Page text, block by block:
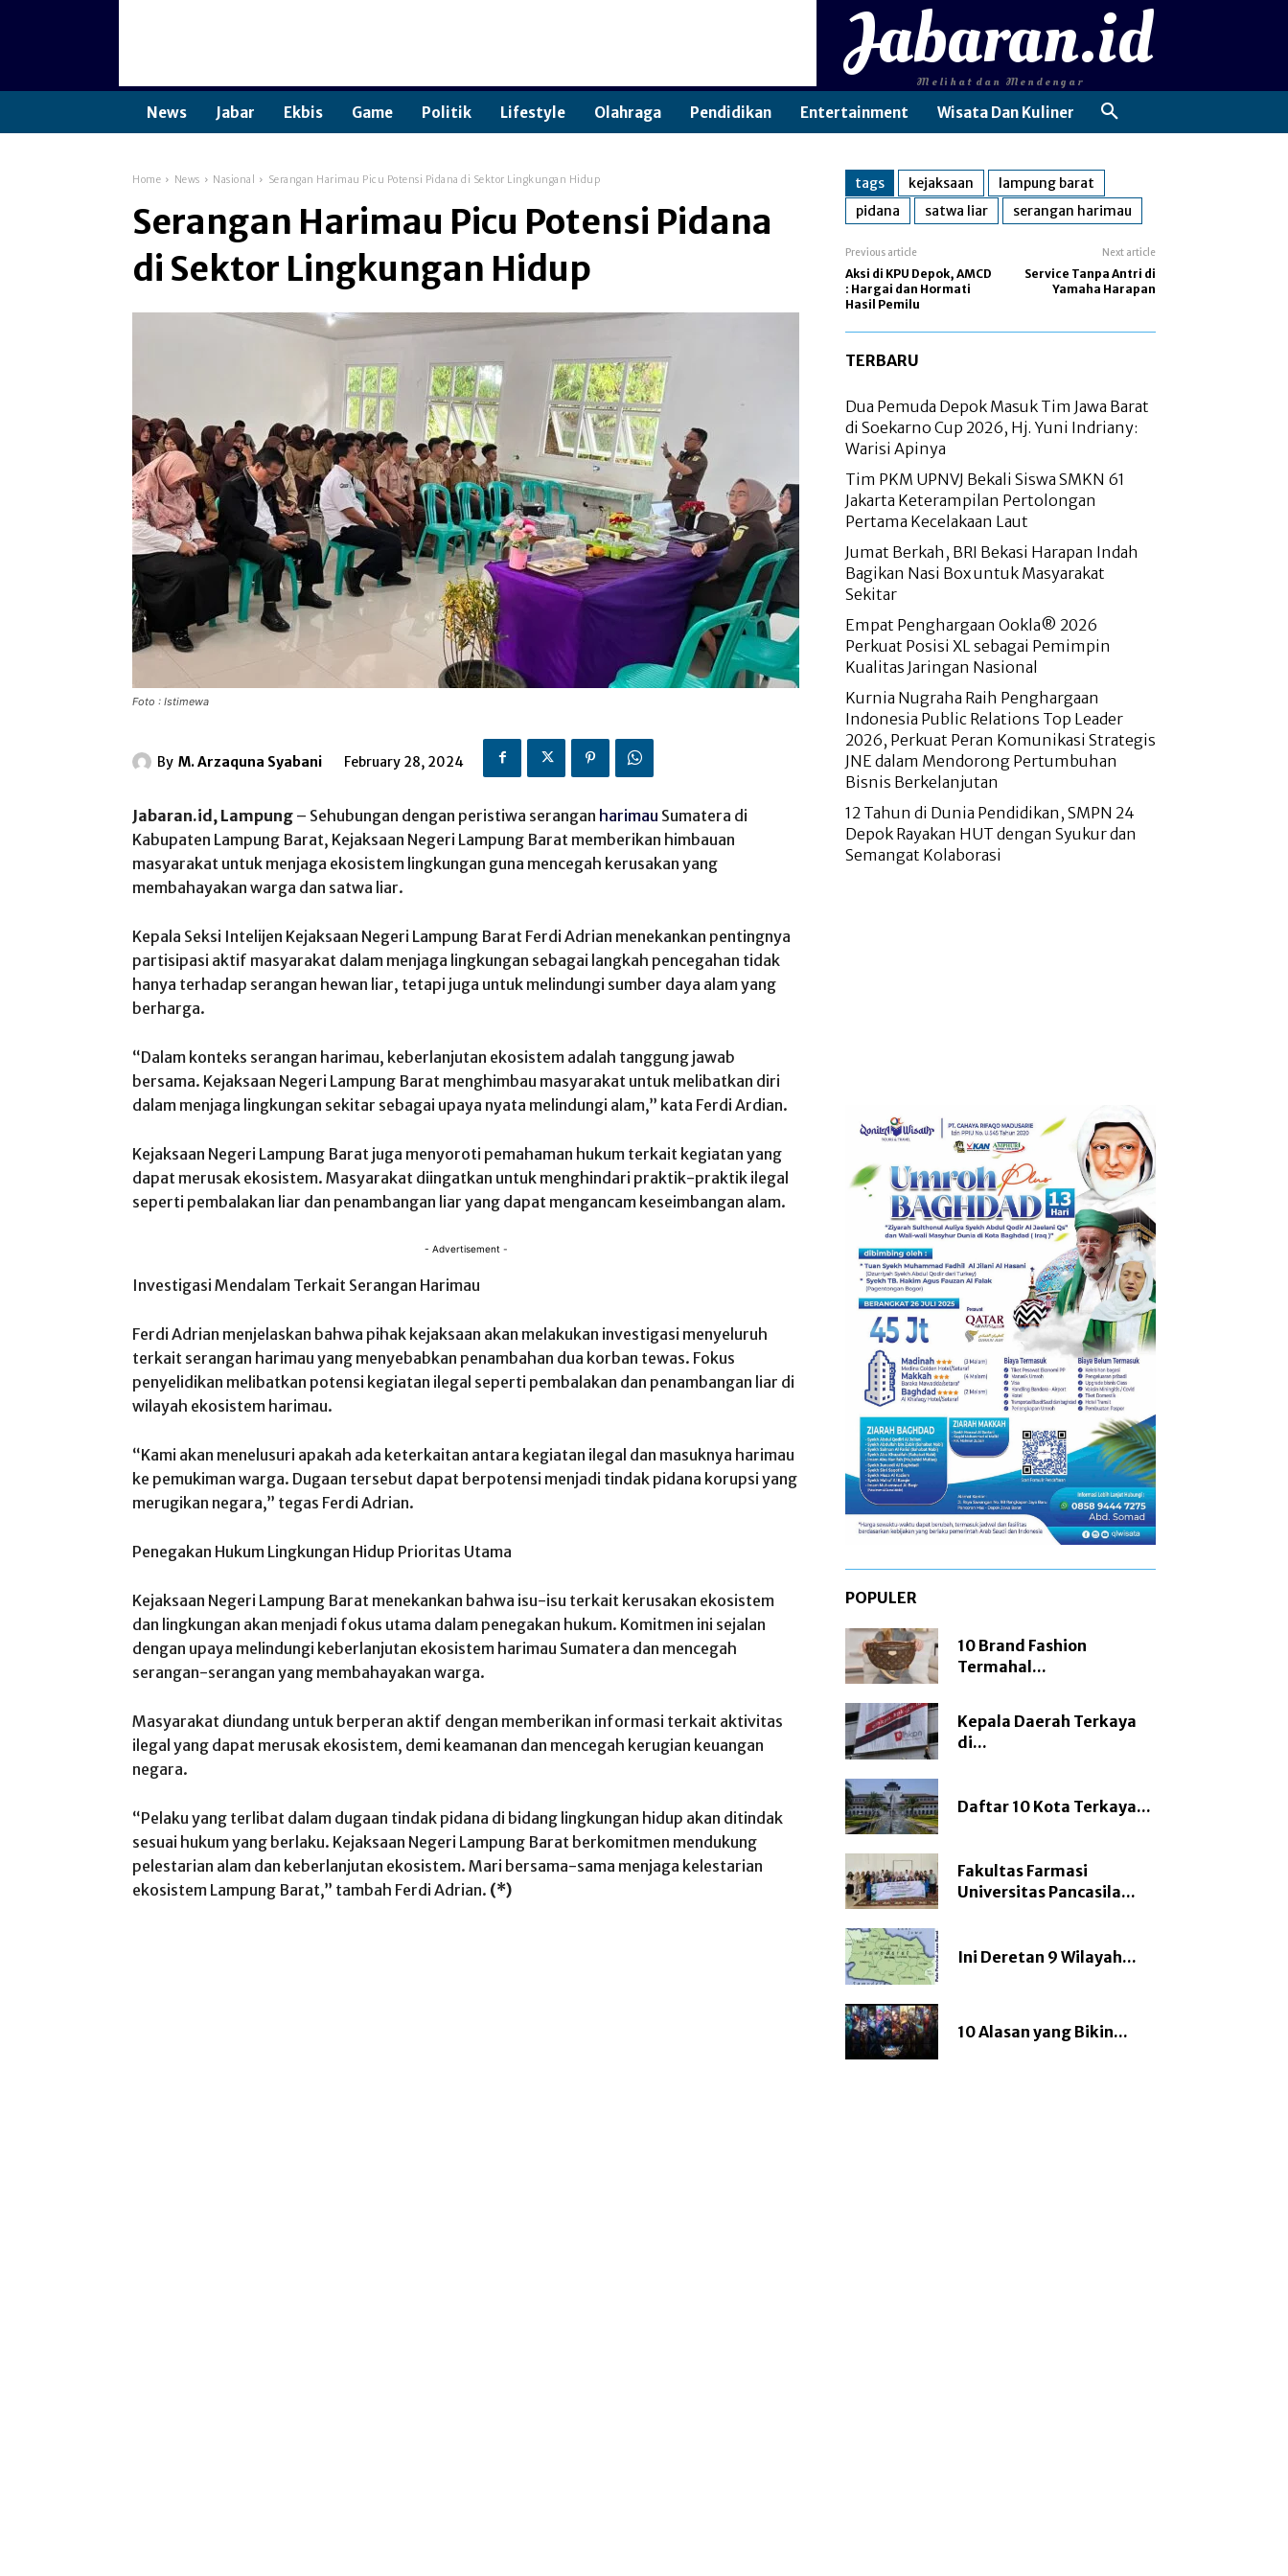
Jabaran.id
Melihat dan Mendengar
News Jabar Ekbis Game Politik Lifestyle Olahraga Pendidikan Entertainment Wisata Dan Kuliner
Home News Nasional Serangan Harimau Picu Potensi Pidana di Sektor Lingkungan Hidup
Serangan Harimau Picu Potensi Pidana
di Sektor Lingkungan Hidup
Foto : Istimewa
By M. Arzaquna Syabani February 28, 2024
Jabaran.id, Lampung – Sehubungan dengan peristiwa serangan harimau Sumatera di
Kabupaten Lampung Barat, Kejaksaan Negeri Lampung Barat memberikan himbauan
masyarakat untuk menjaga ekosistem lingkungan guna mencegah kerusakan yang
membahayakan warga dan satwa liar.
Kepala Seksi Intelijen Kejaksaan Negeri Lampung Barat Ferdi Adrian menekankan pentingnya
partisipasi aktif masyarakat dalam menjaga lingkungan sebagai langkah pencegahan tidak
hanya terhadap serangan hewan liar, tetapi juga untuk melindungi sumber daya alam yang
berharga.
“Dalam konteks serangan harimau, keberlanjutan ekosistem adalah tanggung jawab
bersama. Kejaksaan Negeri Lampung Barat menghimbau masyarakat untuk melibatkan diri
dalam menjaga lingkungan sekitar sebagai upaya nyata melindungi alam,” kata Ferdi Ardian.
Kejaksaan Negeri Lampung Barat juga menyoroti pemahaman hukum terkait kegiatan yang
dapat merusak ekosistem. Masyarakat diingatkan untuk menghindari praktik-praktik ilegal
seperti pembalakan liar dan penambangan liar yang dapat mengancam keseimbangan alam.
- Advertisement -
Investigasi Mendalam Terkait Serangan Harimau
Ferdi Adrian menjelaskan bahwa pihak kejaksaan akan melakukan investigasi menyeluruh
terkait serangan harimau yang menyebabkan penambahan dua korban tewas. Fokus
penyelidikan melibatkan potensi kegiatan ilegal seperti pembalakan dan penambangan liar di
wilayah ekosistem harimau.
“Kami akan menelusuri apakah ada keterkaitan antara kegiatan ilegal dan masuknya harimau
ke pemukiman warga. Dugaan tersebut dapat berpotensi menjadi tindak pidana korupsi yang
merugikan negara,” tegas Ferdi Adrian.
Penegakan Hukum Lingkungan Hidup Prioritas Utama
Kejaksaan Negeri Lampung Barat menekankan bahwa isu-isu terkait kerusakan ekosistem
dan lingkungan akan menjadi fokus utama dalam penegakan hukum. Komitmen ini sejalan
dengan upaya melindungi keberlanjutan ekosistem harimau Sumatera dan mencegah
serangan-serangan yang membahayakan warga.
Masyarakat diundang untuk berperan aktif dengan memberikan informasi terkait aktivitas
ilegal yang dapat merusak ekosistem, demi keamanan dan mencegah kerugian keuangan
negara.
“Pelaku yang terlibat dalam dugaan tindak pidana di bidang lingkungan hidup akan ditindak
sesuai hukum yang berlaku. Kejaksaan Negeri Lampung Barat berkomitmen mendukung
pelestarian alam dan keberlanjutan ekosistem. Mari bersama-sama menjaga kelestarian
ekosistem Lampung Barat,” tambah Ferdi Adrian. (*)
tags kejaksaan
lampung barat
pidana
satwa liar serangan harimau
Previous article
Aksi di KPU Depok, AMCD
: Hargai dan Hormati
Hasil Pemilu
Next article
Service Tanpa Antri di
Yamaha Harapan
TERBARU
Dua Pemuda Depok Masuk Tim Jawa Barat
di Soekarno Cup 2026, Hj. Yuni Indriany:
Warisi Apinya
Tim PKM UPNVJ Bekali Siswa SMKN 61
Jakarta Keterampilan Pertolongan
Pertama Kecelakaan Laut
Jumat Berkah, BRI Bekasi Harapan Indah
Bagikan Nasi Box untuk Masyarakat
Sekitar
Empat Penghargaan Ookla® 2026
Perkuat Posisi XL sebagai Pemimpin
Kualitas Jaringan Nasional
Kurnia Nugraha Raih Penghargaan
Indonesia Public Relations Top Leader
2026, Perkuat Peran Komunikasi Strategis
JNE dalam Mendorong Pertumbuhan
Bisnis Berkelanjutan
12 Tahun di Dunia Pendidikan, SMPN 24
Depok Rayakan HUT dengan Syukur dan
Semangat Kolaborasi
POPULER
10 Brand Fashion
Termahal...
Kepala Daerah Terkaya
di...
Daftar 10 Kota Terkaya...
Fakultas Farmasi
Universitas Pancasila...
Ini Deretan 9 Wilayah...
10 Alasan yang Bikin...